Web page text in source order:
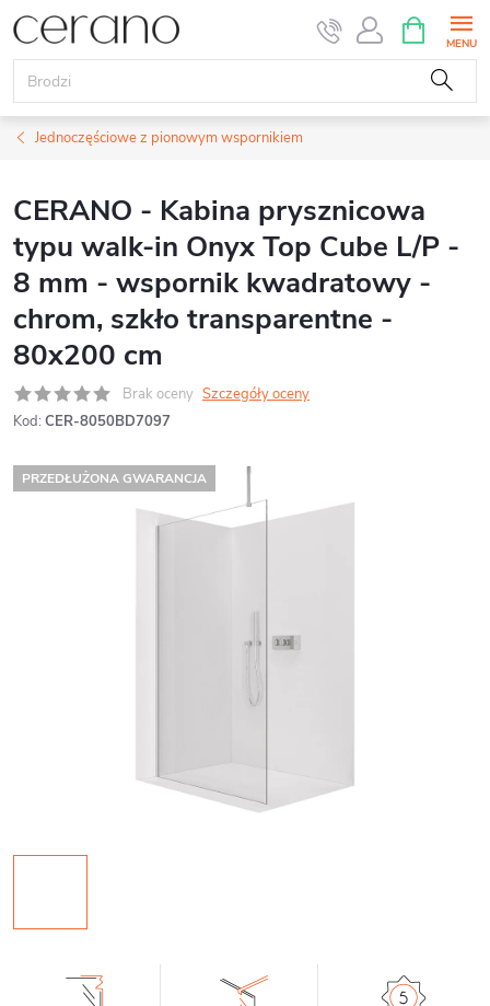
Przejść
do
treści
KOSZYK
Jednoczęściowe z pionowym wspornikiem
CERANO - Kabina prysznicowa
typu walk-in Onyx Top Cube L/P -
8 mm - wspornik kwadratowy -
chrom, szkło transparentne -
80x200 cm
Brak oceny Szczegóły oceny
Kod: CER-8050BD7097
PRZEDŁUŻONA GWARANCJA